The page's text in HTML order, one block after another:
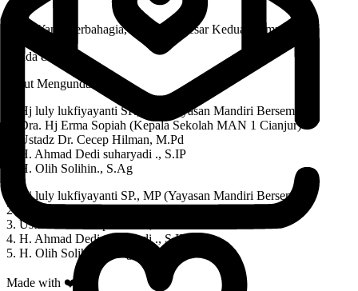
Kami Yang Berbahagia, Keluarga Besar Kedua Mempelai
Dinda & Farel
Turut Mengundang :
1. Hj luly lukfiyayanti SP., MP (Yayasan Mandiri Bersemi)
2. Dra. Hj Erma Sopiah (Kepala Sekolah MAN 1 Cianjur)
3. Ustadz Dr. Cecep Hilman, M.Pd
4. H. Ahmad Dedi suharyadi ., S.IP
5. H. Olih Solihin., S.Ag
1. Hj luly lukfiyayanti SP., MP (Yayasan Mandiri Bersemi)
2. Dra. Hj Erma Sopiah (Kepala Sekolah MAN 1 Cianjur)
3. Ustadz Dr. Cecep Hilman, M.Pd
4. H. Ahmad Dedi suharyadi ., S.IP
5. H. Olih Solihin., S.Ag
Made with ❤️ by